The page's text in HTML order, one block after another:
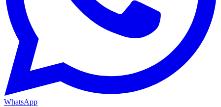
WhatsApp